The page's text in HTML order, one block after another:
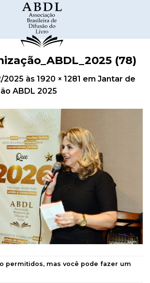
(78)
2025 às 1920 × 1281 em Jantar de
ABDL 2025
permitidos, mas você pode fazer um